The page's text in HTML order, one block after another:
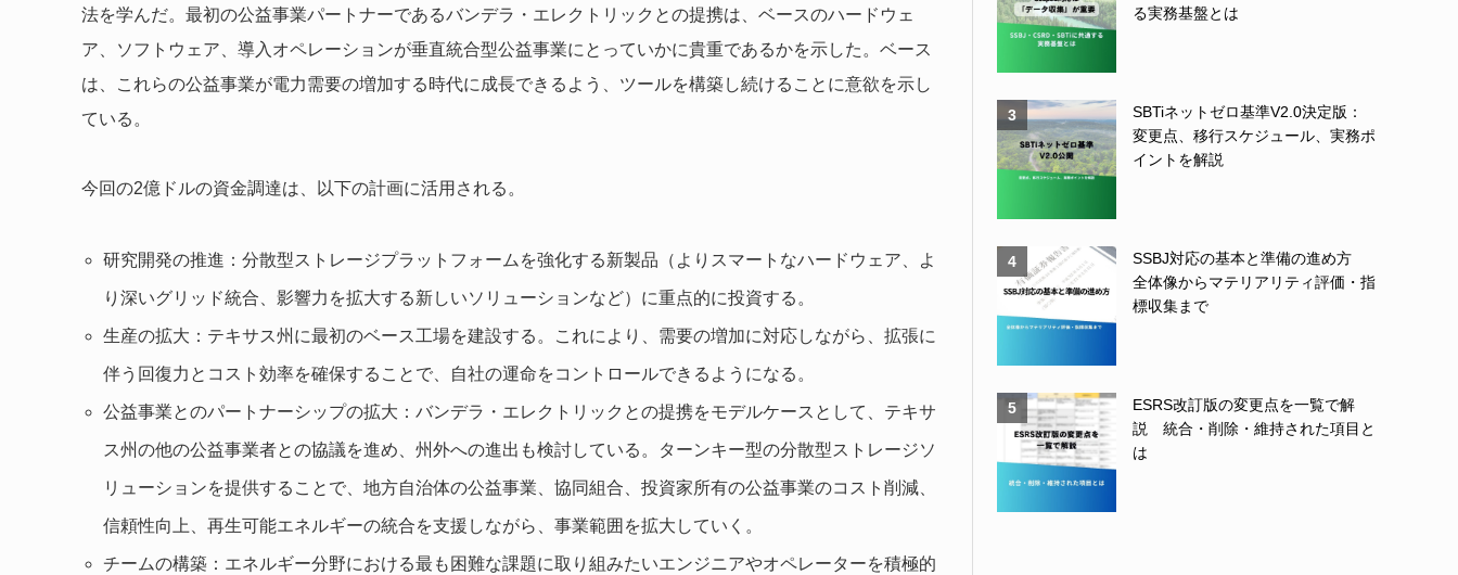
法を学んだ。最初の公益事業パートナーであるバンデラ・エレクトリックとの提携は、ベースのハードウェ
ア、ソフトウェア、導入オペレーションが垂直統合型公益事業にとっていかに貴重であるかを示した。ベース
は、これらの公益事業が電力需要の増加する時代に成長できるよう、ツールを構築し続けることに意欲を示し
ている。
今回の2億ドルの資金調達は、以下の計画に活用される。
研究開発の推進：分散型ストレージプラットフォームを強化する新製品（よりスマートなハードウェア、よ
り深いグリッド統合、影響力を拡大する新しいソリューションなど）に重点的に投資する。
生産の拡大：テキサス州に最初のベース工場を建設する。これにより、需要の増加に対応しながら、拡張に
伴う回復力とコスト効率を確保することで、自社の運命をコントロールできるようになる。
公益事業とのパートナーシップの拡大：バンデラ・エレクトリックとの提携をモデルケースとして、テキサ
ス州の他の公益事業者との協議を進め、州外への進出も検討している。ターンキー型の分散型ストレージソ
リューションを提供することで、地方自治体の公益事業、協同組合、投資家所有の公益事業のコスト削減、
信頼性向上、再生可能エネルギーの統合を支援しながら、事業範囲を拡大していく。
チームの構築：エネルギー分野における最も困難な課題に取り組みたいエンジニアやオペレーターを積極的
る実務基盤とは
3
SBTiネットゼロ基準V2.0決定版：
変更点、移行スケジュール、実務ポ
イントを解説
4
SSBJ対応の基本と準備の進め方
全体像からマテリアリティ評価・指
標収集まで
5
ESRS改訂版の変更点を一覧で解
説 統合・削除・維持された項目と
は